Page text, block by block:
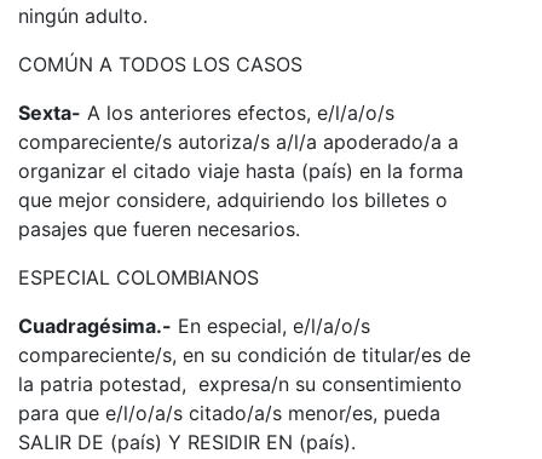
ningún adulto.
COMÚN A TODOS LOS CASOS
Sexta- A los anteriores efectos, e/l/a/o/s
compareciente/s autoriza/s a/l/a apoderado/a a
organizar el citado viaje hasta (país) en la forma
que mejor considere, adquiriendo los billetes o
pasajes que fueren necesarios.
ESPECIAL COLOMBIANOS
Cuadragésima.- En especial, e/l/a/o/s
compareciente/s, en su condición de titular/es de
la patria potestad, expresa/n su consentimiento
para que e/l/o/a/s citado/a/s menor/es, pueda
SALIR DE (país) Y RESIDIR EN (país).